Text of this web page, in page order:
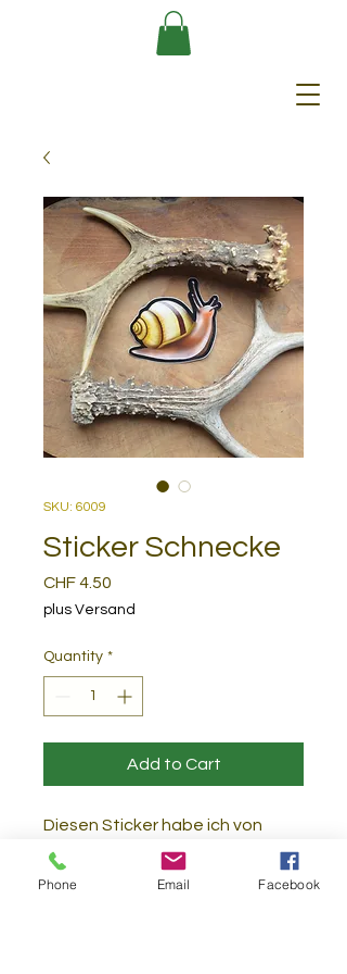
SKU: 6009
Sticker Schnecke
CHF 4.50
plus Versand
Quantity *
Add to Cart
Diesen Sticker habe ich von
Hand digital gemalt. Er wurde
nach dem Druck mit einer
Phone Email Facebook